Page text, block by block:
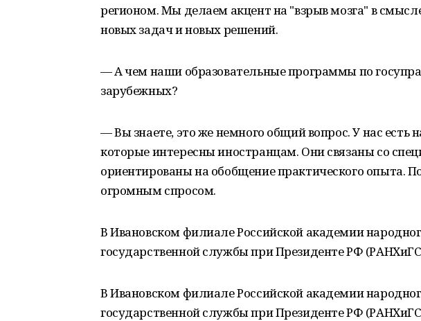
регионом. Мы делаем акцент на "взрыв мозга" в
новых задач и новых решений.
— А чем наши образовательные программы по
зарубежных?
— Вы знаете, это же немного общий вопрос. У нас есть
которые интересны иностранцам. Они связаны со
ориентированы на обобщение практического опыта.
огромным спросом.
В Ивановском филиале Российской академии
государственной службы при Президенте РФ
В Ивановском филиале Российской академии
государственной службы при Президенте РФ